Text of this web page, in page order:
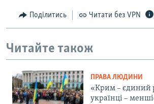
Поділитись Читати без VPN
Читайте також
ПРАВА ЛЮДИНИ
«Крим – єдиний
українці –